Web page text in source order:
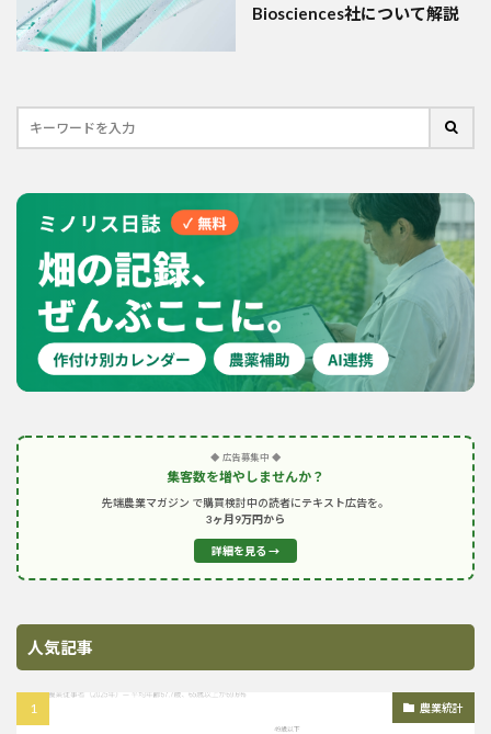
Biosciences社について解説
◆ 広告募集中 ◆
集客数を増やしませんか？
先端農業マガジン で購買検討中の読者にテキスト広告を。
3ヶ月9万円から
詳細を見る →
人気記事
農業統計